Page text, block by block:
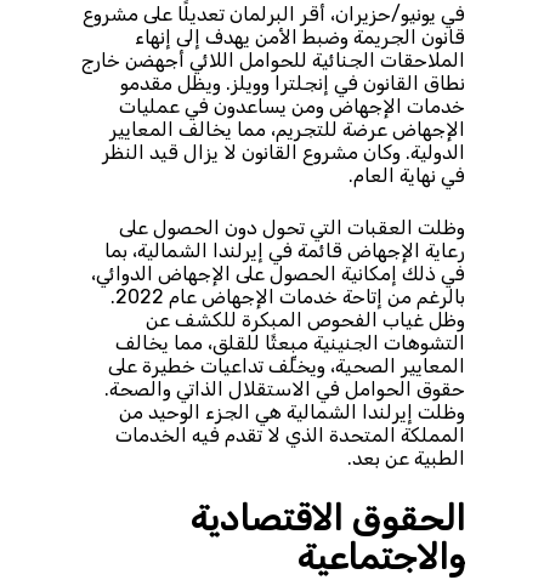
في يونيو/حزيران، أقر البرلمان تعديلًا على مشروع
قانون الجريمة وضبط الأمن يهدف إلى إنهاء
الملاحقات الجنائية للحوامل اللائي أجهضن خارج
نطاق القانون في إنجلترا وويلز. ويظل مقدمو
خدمات الإجهاض ومن يساعدون في عمليات
الإجهاض عرضة للتجريم، مما يخالف المعايير
الدولية. وكان مشروع القانون لا يزال قيد النظر
في نهاية العام.
وظلت العقبات التي تحول دون الحصول على
رعاية الإجهاض قائمة في إيرلندا الشمالية، بما
في ذلك إمكانية الحصول على الإجهاض الدوائي،
بالرغم من إتاحة خدمات الإجهاض عام 2022.
وظل غياب الفحوص المبكرة للكشف عن
التشوهات الجنينية مبعثًا للقلق، مما يخالف
المعايير الصحية، ويخلِّف تداعيات خطيرة على
حقوق الحوامل في الاستقلال الذاتي والصحة.
وظلت إيرلندا الشمالية هي الجزء الوحيد من
المملكة المتحدة الذي لا تقدم فيه الخدمات
الطبية عن بعد.
الحقوق الاقتصادية
والاجتماعية